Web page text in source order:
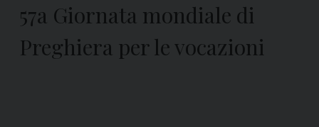
57a Giornata mondiale di
Preghiera per le vocazioni